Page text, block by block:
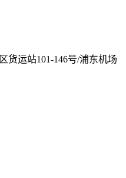
货运站101-146号/浦东机场